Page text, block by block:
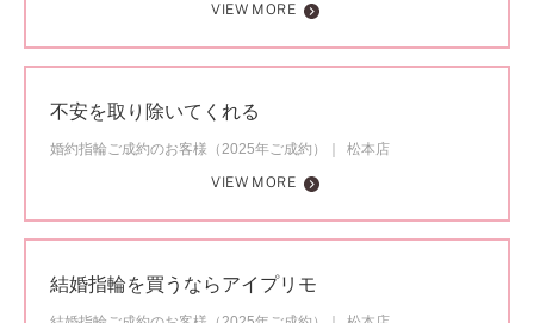
VIEW MORE
不安を取り除いてくれる
婚約指輪ご成約のお客様（2025年ご成約）
松本店
VIEW MORE
結婚指輪を買うならアイプリモ